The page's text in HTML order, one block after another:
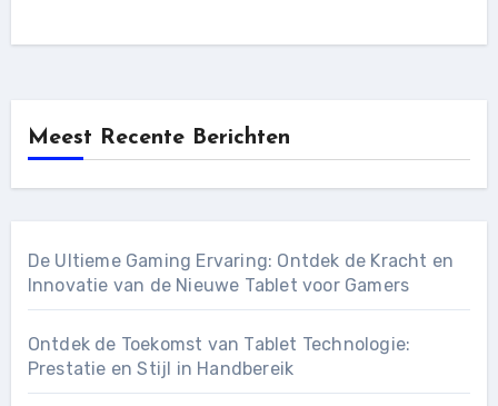
Meest Recente Berichten
De Ultieme Gaming Ervaring: Ontdek de Kracht en
Innovatie van de Nieuwe Tablet voor Gamers
Ontdek de Toekomst van Tablet Technologie:
Prestatie en Stijl in Handbereik